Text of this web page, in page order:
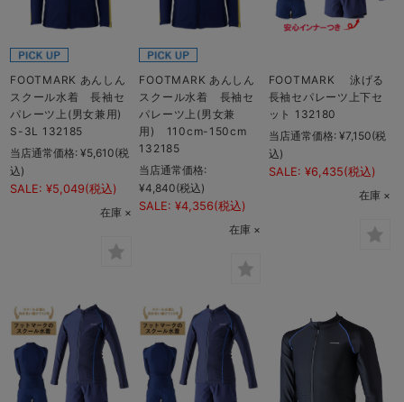
FOOTMARK あんしん
スクール水着 長袖セ
パレーツ上(男女兼用)
S-3L 132185
当店通常価格: ¥5,610(税
込)
SALE: ¥5,049(税込)
在庫 ×
FOOTMARK あんしん
スクール水着 長袖セ
パレーツ上(男女兼
用) 110cm-150cm
132185
当店通常価格:
¥4,840(税込)
SALE: ¥4,356(税込)
在庫 ×
FOOTMARK 泳げる
長袖セパレーツ上下セ
ット 132180
当店通常価格: ¥7,150(税
込)
SALE: ¥6,435(税込)
在庫 ×